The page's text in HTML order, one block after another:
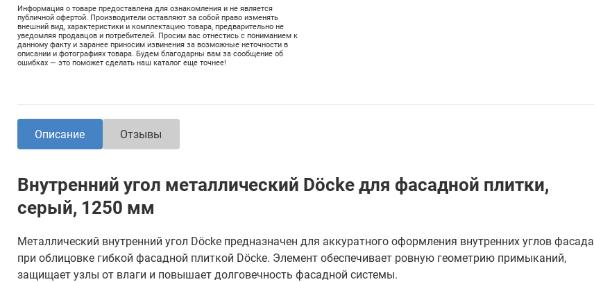
Информация о товаре предоставлена для ознакомления и не является
публичной офертой. Производители оставляют за собой право изменять
внешний вид, характеристики и комплектацию товара, предварительно не
уведомляя продавцов и потребителей. Просим вас отнестись с пониманием к
данному факту и заранее приносим извинения за возможные неточности в
описании и фотографиях товара. Будем благодарны вам за сообщение об
ошибках — это поможет сделать наш каталог еще точнее!
Описание Отзывы
Внутренний угол металлический Döcke для фасадной плитки,
серый, 1250 мм
Металлический внутренний угол Döcke предназначен для аккуратного оформления внутренних углов фасада
при облицовке гибкой фасадной плиткой Döcke. Элемент обеспечивает ровную геометрию примыканий,
защищает узлы от влаги и повышает долговечность фасадной системы.